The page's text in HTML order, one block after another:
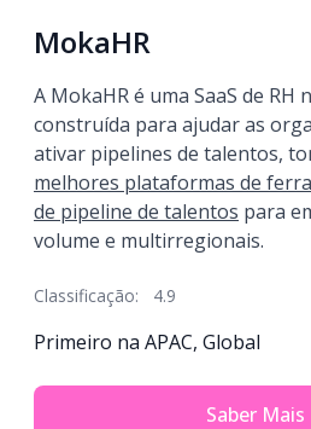
MokaHR
A MokaHR é uma SaaS de RH
construída para ajudar as
ativar pipelines de talentos,
melhores plataformas de
de pipeline de talentos para
volume e multirregionais.
Classificação: 4.9
Primeiro na APAC, Global
Saber Mais